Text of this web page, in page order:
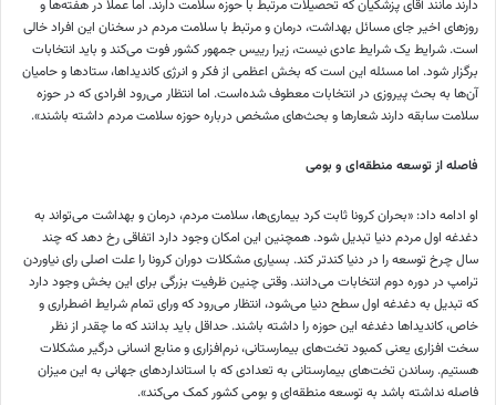
دارند مانند آقای پزشکیان که تحصیلات مرتبط با حوزه سلامت دارند. اما عملا در هفته‌ها و
روز‌های اخیر جای مسائل بهداشت، درمان و مرتبط با سلامت مردم در سخنان این افراد خالی
است. شرایط یک شرایط عادی نیست، زیرا رییس جمهور کشور فوت می‌کند و باید انتخابات
برگزار شود. اما مسئله این است که بخش اعظمی از فکر و انرژی کاندیداها، ستاد‌ها و حامیان
آن‌ها به بحث پیروزی در انتخابات معطوف شده‌است. اما انتظار می‌رود افرادی که در حوزه
سلامت سابقه دارند شعار‌ها و بحث‌های مشخص درباره حوزه سلامت مردم داشته باشند».
فاصله از توسعه منطقه‌ای و بومی
او ادامه داد: «بحران کرونا ثابت کرد بیماری‌ها، سلامت مردم، درمان و بهداشت می‌تواند به
دغدغه اول مردم دنیا تبدیل شود. همچنین این امکان وجود دارد اتفاقی رخ دهد که چند
سال چرخ توسعه را در دنیا کندتر کند. بسیاری مشکلات دوران کرونا را علت اصلی رای نیاوردن
ترامپ در دوره دوم انتخابات می‌دانند. وقتی چنین ظرفیت بزرگی برای این بخش وجود دارد
که تبدیل به دغدغه اول سطح دنیا می‌شود، انتظار می‌رود که ورای تمام شرایط اضطراری و
خاص، کاندیدا‌ها دغدغه این حوزه را داشته باشند. حداقل باید بدانند که ما چقدر از نظر
سخت افزاری یعنی کمبود تخت‌های بیمارستانی، نرم‌افزاری و منابع انسانی درگیر مشکلات
هستیم. رساندن تخت‌های بیمارستانی به تعدادی که با استاندارد‌های جهانی به این میزان
فاصله نداشته باشد به توسعه منطقه‌ای و بومی کشور کمک می‌کند».